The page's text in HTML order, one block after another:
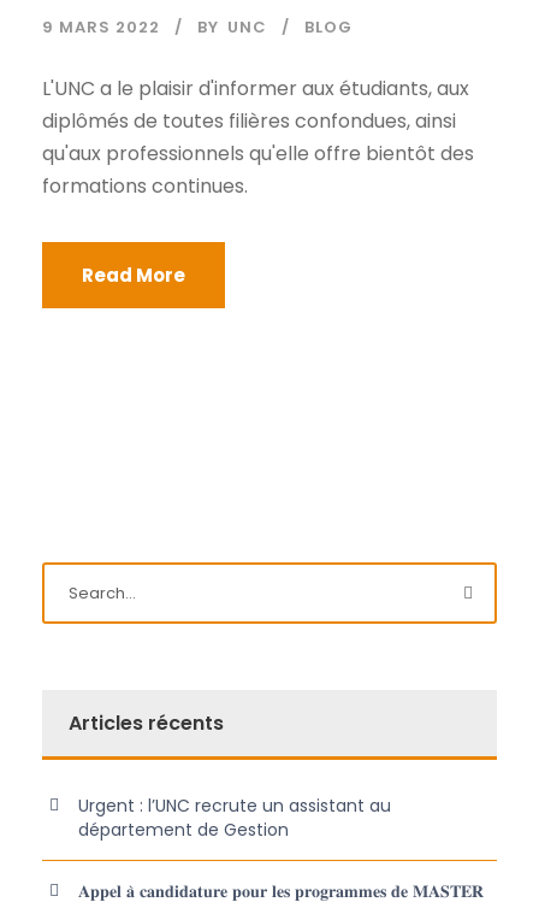
9 MARS 2022 BY UNC BLOG
L'UNC a le plaisir d'informer aux étudiants, aux
diplômés de toutes filières confondues, ainsi
qu'aux professionnels qu'elle offre bientôt des
formations continues.
Read More
Articles récents
Urgent : l’UNC recrute un assistant au
département de Gestion
𝐀𝐩𝐩𝐞𝐥 𝐚̀ 𝐜𝐚𝐧𝐝𝐢𝐝𝐚𝐭𝐮𝐫𝐞 𝐩𝐨𝐮𝐫 𝐥𝐞𝐬 𝐩𝐫𝐨𝐠𝐫𝐚𝐦𝐦𝐞𝐬 𝐝𝐞 𝐌𝐀𝐒𝐓𝐄𝐑